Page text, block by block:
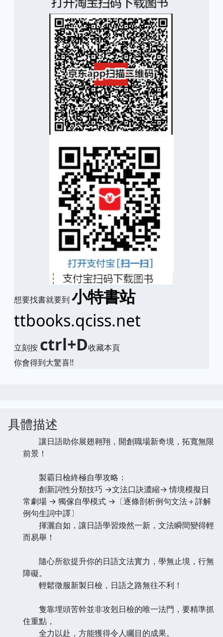
想要找書就要到 小特書站
ttbooks.qciss.net
立刻按 ctrl+D收藏本頁
你會得到大驚喜!!
具體描述
讓日語助你展翅翱翔，開創職場新奇境，拓寬無限
前景！
製霸日檢終極自學攻略：
創新詞性分類技巧 →文法口訣濃縮→ 情境模擬日
常劇場 → 獨傢自學模式 →〔逐條剖析例句文法＋詳解
例句生詞中譯〕
揮灑自如，讓日語學習煥然一新，文法瞬間變得輕
而易舉！
隨心所欲提升你的日語文法實力，學無止境，行無
障礙。
輕鬆徵服新製日檢，日語之路無往不利！
隻靠埋頭苦幹並非攻剋日檢的唯一法門，要精準抓
住重點，
全力以赴，方能獲得令人矚目的成果。